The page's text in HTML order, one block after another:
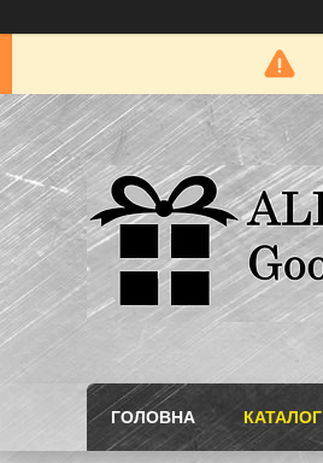
ГОЛОВНА КАТАЛОГ